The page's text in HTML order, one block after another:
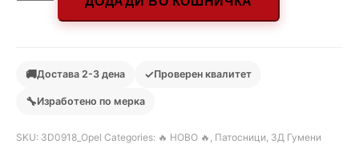
🚚Достава 2-3 дена ✓Проверен квалитет
🔧Изработено по мерка
SKU: 3D0918_Opel Categories: 🔥 НОВО 🔥 Патосници 3Д Гумени